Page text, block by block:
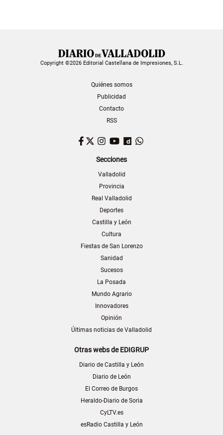
Copyright ©2026 Editorial Castellana de Impresiones, S.L.
Quiénes somos
Publicidad
Contacto
RSS
Facebook
TwitterInstagram
YouTubeDailymotion
Secciones
Valladolid
Provincia
Real Valladolid
Deportes
Castilla y León
Cultura
Fiestas de San Lorenzo
Sanidad
Sucesos
La Posada
Mundo Agrario
Innovadores
Opinión
Últimas noticias de Valladolid
Otras webs de EDIGRUP
Diario de Castilla y León
Diario de León
El Correo de Burgos
Heraldo-Diario de Soria
CyLTV.es
esRadio Castilla y León